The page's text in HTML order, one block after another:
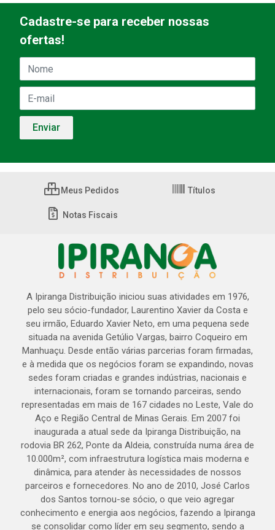
Cadastre-se para receber nossas
ofertas!
Meus Pedidos Títulos
Notas Fiscais
A Ipiranga Distribuição iniciou suas atividades em 1976,
pelo seu sócio-fundador, Laurentino Xavier da Costa e
seu irmão, Eduardo Xavier Neto, em uma pequena sede
situada na avenida Getúlio Vargas, bairro Coqueiro em
Manhuaçu. Desde então várias parcerias foram firmadas,
e à medida que os negócios foram se expandindo, novas
sedes foram criadas e grandes indústrias, nacionais e
internacionais, foram se tornando parceiras, sendo
representadas em mais de 167 cidades no Leste, Vale do
Aço e Região Central de Minas Gerais. Em 2007 foi
inaugurada a atual sede da Ipiranga Distribuição, na
rodovia BR 262, Ponte da Aldeia, construída numa área de
10.000m², com infraestrutura logística mais moderna e
dinâmica, para atender às necessidades de nossos
parceiros e fornecedores. No ano de 2010, José Carlos
dos Santos tornou-se sócio, o que veio agregar
conhecimento e energia aos negócios, fazendo a Ipiranga
se consolidar como líder em seu segmento, sendo a